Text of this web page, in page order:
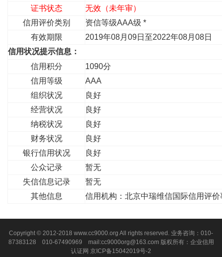
证书状态
无效（未年审）
信用评价类别
资信等级AAA级 *
有效期限
2019年08月09日至2022年08月08日
信用状况提示信息：
信用积分
1090分
信用等级
AAA
组织状况
良好
经营状况
良好
纳税状况
良好
财务状况
良好
银行信用状况
良好
公众记录
暂无
失信信息记录
暂无
其他信息
信用机构：北京中瑞维信国际信用评
Copyright © 2012-2018 www.cc9000.org All rights reserved. 业务咨询：010-
87383128 010-67490969 mail:cc9000org@163.com 版权所有：企业信用
认证网 京ICP备15042019号-2